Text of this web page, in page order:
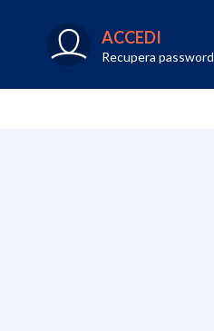
ACCEDI
Recupera password